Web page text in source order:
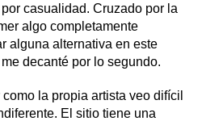
casualidad. Cruzado por la
algo completamente
alguna alternativa en este
decanté por lo segundo.
la propia artista veo difícil
El sitio tiene una